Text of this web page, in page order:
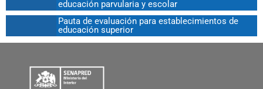
educación parvularia y escolar
Pauta de evaluación para establecimientos de
educación superior